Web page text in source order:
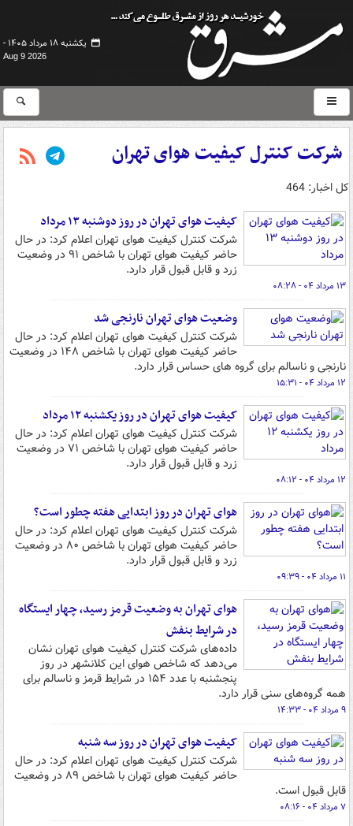
یکشنبه ۱۸ مرداد ۱۴۰۵ -
Aug 9 2026
شرکت کنترل کیفیت هوای تهران
کل اخبار: 464
کیفیت هوای تهران در روز دوشنبه ۱۳ مرداد
شرکت کنترل کیفیت هوای تهران اعلام کرد: در حال
حاضر کیفیت هوای تهران با شاخص ۹۱ در وضعیت
زرد و قابل قبول قرار دارد.
۱۳ مرداد ۰۴ - ۰۸:۲۸
وضعیت هوای تهران نارنجی شد
شرکت کنترل کیفیت هوای تهران اعلام کرد: در حال
حاضر کیفیت هوای تهران با شاخص ۱۴۸ در وضعیت
نارنجی و ناسالم برای گروه های حساس قرار دارد.
۱۲ مرداد ۰۴ - ۱۵:۳۱
کیفیت هوای تهران در روز یکشنبه ۱۲ مرداد
شرکت کنترل کیفیت هوای تهران اعلام کرد: در حال
حاضر کیفیت هوای تهران با شاخص ۷۱ در وضعیت
زرد و قابل قبول قرار دارد.
۱۲ مرداد ۰۴ - ۰۸:۱۲
هوای تهران در روز ابتدایی هفته چطور است؟
شرکت کنترل کیفیت هوای تهران اعلام کرد: در حال
حاضر کیفیت هوای تهران با شاخص ۸۰ در وضعیت
زرد و قابل قبول قرار دارد.
۱۱ مرداد ۰۴ - ۰۹:۳۹
هوای تهران به وضعیت قرمز رسید، چهار ایستگاه
در شرایط بنفش
داده‌های شرکت کنترل کیفیت هوای تهران نشان
می‌دهد که شاخص هوای این کلانشهر در روز
پنجشنبه با عدد ۱۵۴ در شرایط قرمز و ناسالم برای
همه گروه‌های سنی قرار دارد.
۹ مرداد ۰۴ - ۱۴:۳۳
کیفیت هوای تهران در روز سه شنبه
شرکت کنترل کیفیت هوای تهران اعلام کرد: در حال
حاضر کیفیت هوای تهران با شاخص ۸۹ در وضعیت
قابل قبول است.
۷ مرداد ۰۴ - ۰۸:۱۶